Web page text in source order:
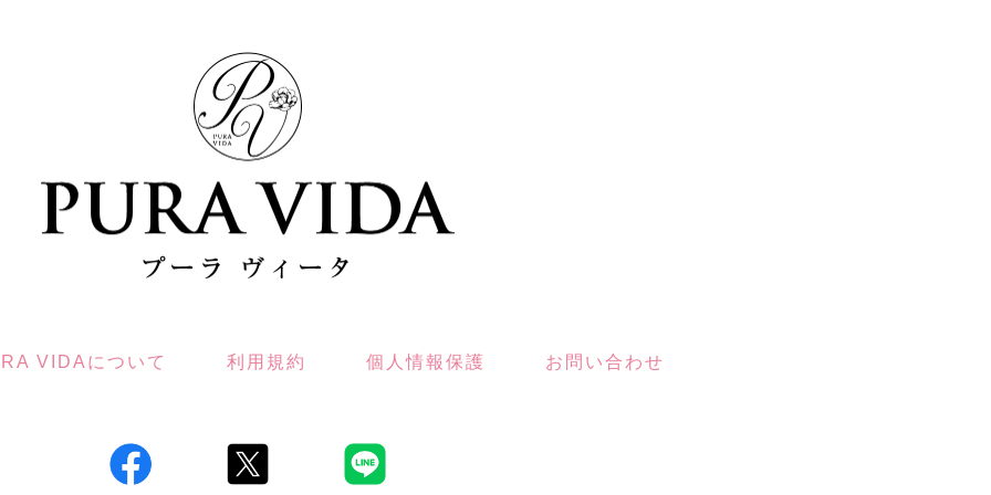
VIDAについて 利用規約 個人情報保護 お問い合わせ